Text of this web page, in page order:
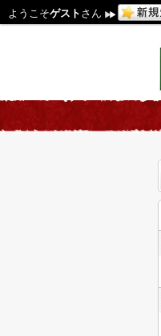
ようこそゲスト さん